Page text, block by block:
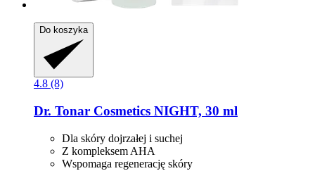
Do koszyka
4.8 (8)
Dr. Tonar Cosmetics NIGHT, 30 ml
Dla skóry dojrzałej i suchej
Z kompleksem AHA
Wspomaga regenerację skóry